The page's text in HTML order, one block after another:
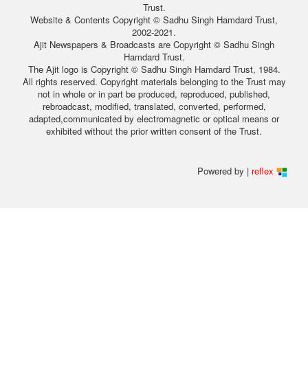
Trust.
Website & Contents Copyright © Sadhu Singh Hamdard Trust,
2002-2021.
Ajit Newspapers & Broadcasts are Copyright © Sadhu Singh
Hamdard Trust.
The Ajit logo is Copyright © Sadhu Singh Hamdard Trust, 1984.
All rights reserved. Copyright materials belonging to the Trust may
not in whole or in part be produced, reproduced, published,
rebroadcast, modified, translated, converted, performed,
adapted,communicated by electromagnetic or optical means or
exhibited without the prior written consent of the Trust.
Powered by | reflex